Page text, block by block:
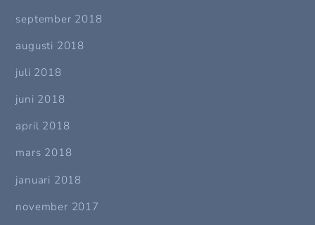
september 2018
augusti 2018
juli 2018
juni 2018
april 2018
mars 2018
januari 2018
november 2017